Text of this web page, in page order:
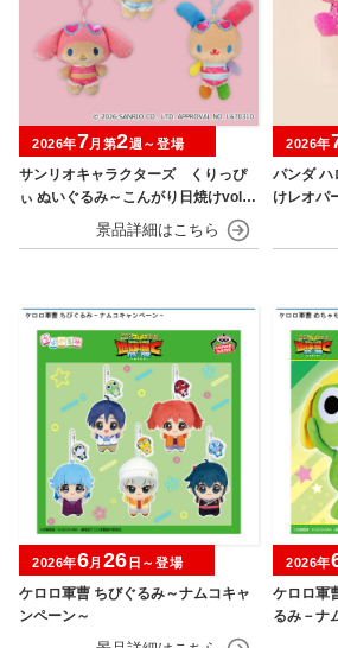
サンリオキャラクターズ くりっぴ
ぃ ぬいぐるみ～こんがり日焼けvol.2
2026年7月第2週～登場
パンダ
けレオパ
2026年
ケロロ軍曹 ちびぐるみ～ナムコキャ
ンペーン～
2026年6月 26 日～登場
ケロロ軍
るみ－ナ
2026年